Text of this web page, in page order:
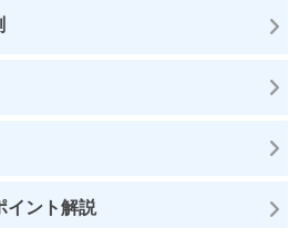
イント解説